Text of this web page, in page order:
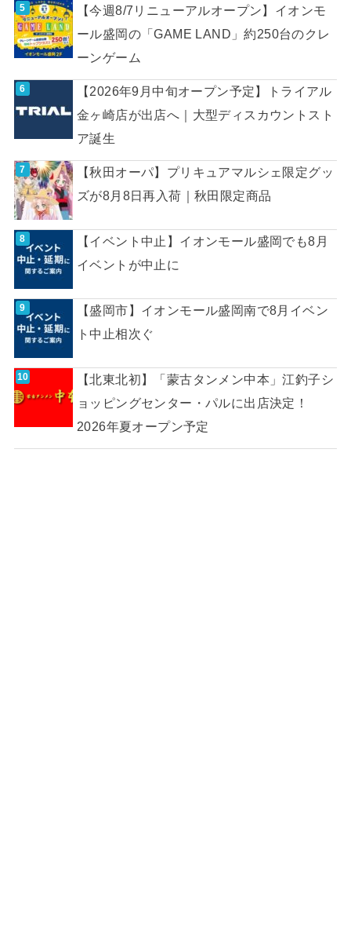
【今週8/7リニューアルオープン】イオンモ
ール盛岡の「GAME LAND」約250台のクレ
ーンゲーム
【2026年9月中旬オープン予定】トライアル
金ヶ崎店が出店へ｜大型ディスカウントスト
ア誕生
【秋田オーパ】プリキュアマルシェ限定グッ
ズが8月8日再入荷｜秋田限定商品
【イベント中止】イオンモール盛岡でも8月
イベントが中止に
【盛岡市】イオンモール盛岡南で8月イベン
ト中止相次ぐ
【北東北初】「蒙古タンメン中本」江釣子シ
ョッピングセンター・パルに出店決定！
2026年夏オープン予定